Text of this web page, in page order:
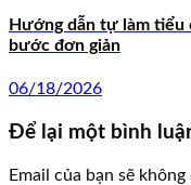
Hướng dẫn tự làm tiểu
bước đơn giản
06/18/2026
Để lại một bình
Email của bạn sẽ